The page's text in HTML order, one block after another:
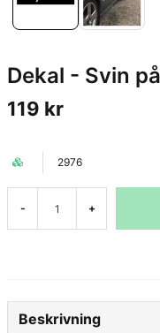
Dekal - Svin
119 kr
2976
- +
Beskrivning